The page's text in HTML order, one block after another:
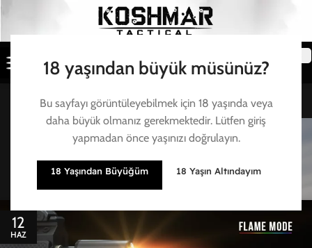
18 yaşından büyük müsünüz?
Bu sayfayı görüntüleyebilmek için 18 yaşında veya
daha büyük olmanız gerekmektedir. Lütfen giriş
yapmadan önce yaşınızı doğrulayın.
18 Yaşından Büyüğüm 18 Yaşın Altındayım
Posts byEmirhan Öztürk
12
HAZ